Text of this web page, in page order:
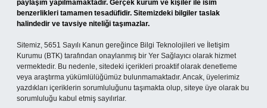
paylaşım yapılmamaktadır. Gerçek kurum ve kişiler ile isim
benzerlikleri tamamen tesadüfidir. Sitemizdeki bilgiler taslak
halindedir ve tavsiye niteliği taşımazlar.
Sitemiz, 5651 Sayılı Kanun gereğince Bilgi Teknolojileri ve İletişim
Kurumu (BTK) tarafından onaylanmış bir Yer Sağlayıcı olarak hizmet
vermektedir. Bu nedenle, sitedeki içerikleri proaktif olarak denetleme
veya araştırma yükümlülüğümüz bulunmamaktadır. Ancak, üyelerimiz
yazdıkları içeriklerin sorumluluğunu taşımakta olup, siteye üye olarak bu
sorumluluğu kabul etmiş sayılırlar.